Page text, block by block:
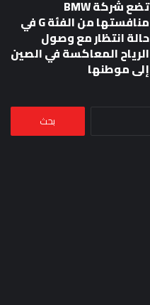
تضع شركة BMW
منافستها من الفئة G في
حالة انتظار مع وصول
الرياح المعاكسة في الصين
إلى موطنها
البحث